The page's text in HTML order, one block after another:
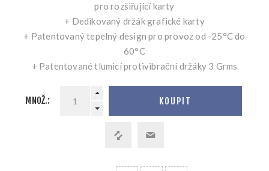
pro rozšiřující karty
+ Dedikovaný držák grafické karty
+ Patentovaný tepelný design pro provoz od -25°C do
60°C
+ Patentované tlumicí protivibrační držáky 3 Grms
MNOŽ.: KOUPIT